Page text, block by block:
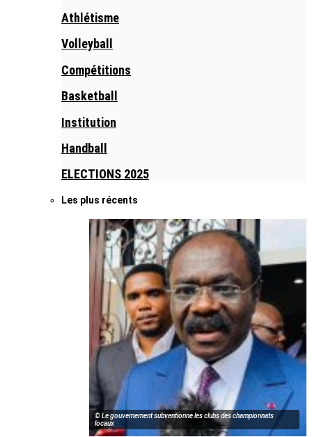
Athlétisme
Volleyball
Compétitions
Basketball
Institution
Handball
ELECTIONS 2025
Les plus récents
© Le gouvernement subventionne les clubs des championnats
locaux